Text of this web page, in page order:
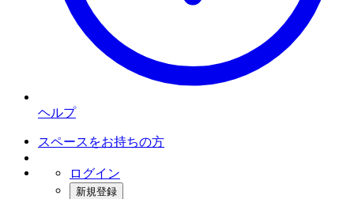
ヘルプ
スペースをお持ちの方
ログイン
新規登録